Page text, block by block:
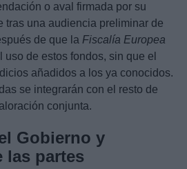
o aval firmada por su
tras una audiencia preliminar de
de que la Fiscalía Europea
de estos fondos, sin que el
añadidos a los ya conocidos.
se integrarán con el resto de
conjunta.
Gobierno y
las partes